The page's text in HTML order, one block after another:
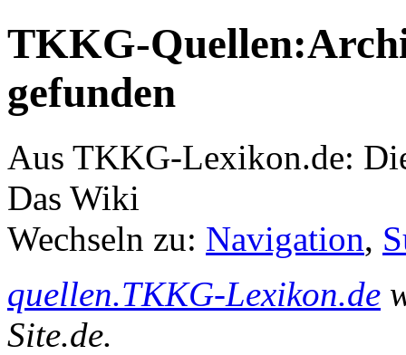
TKKG-
gefunden
Aus TKKG-Lexikon.de:
Das Wiki
Wechseln zu: Navigation,
quellen.TKKG-Lexikon.de
Site.de.